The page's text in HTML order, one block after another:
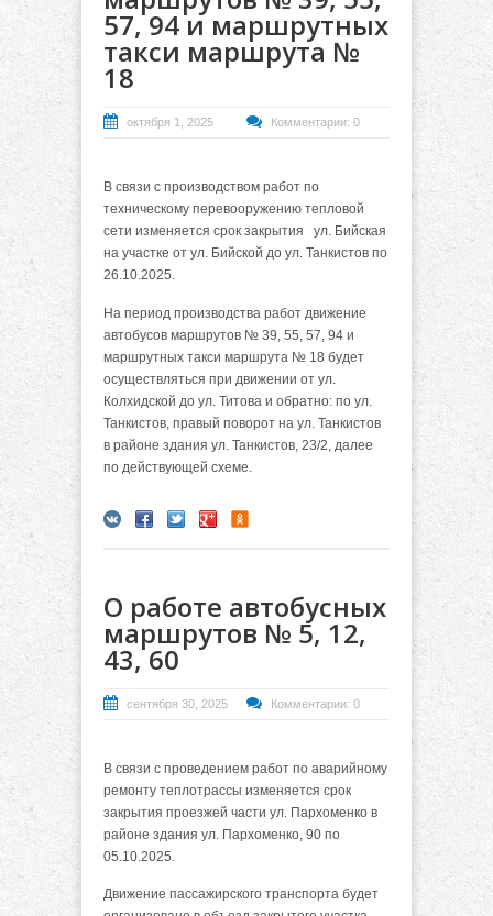
57, 94 и маршрутных
такси маршрута №
18
октября 1, 2025 Комментарии: 0
В связи с производством работ по
техническому перевооружению тепловой
сети изменяется срок закрытия ул. Бийская
на участке от ул. Бийской до ул. Танкистов по
26.10.2025.
На период производства работ движение
автобусов маршрутов № 39, 55, 57, 94 и
маршрутных такси маршрута № 18 будет
осуществляться при движении от ул.
Колхидской до ул. Титова и обратно: по ул.
Танкистов, правый поворот на ул. Танкистов
в районе здания ул. Танкистов, 23/2, далее
по действующей схеме.
О работе автобусных
маршрутов № 5, 12,
43, 60
сентября 30, 2025 Комментарии: 0
В связи с проведением работ по аварийному
ремонту теплотрассы изменяется срок
закрытия проезжей части ул. Пархоменко в
районе здания ул. Пархоменко, 90 по
05.10.2025.
Движение пассажирского транспорта будет